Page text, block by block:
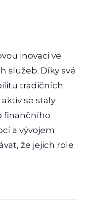
inovaci ve
služeb. Díky své
tradičních
se staly
finančního
a vývojem
že jejich role